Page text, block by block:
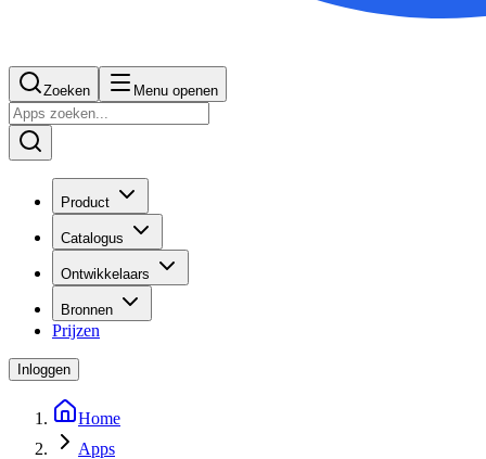
Zoeken Menu openen
Product
Catalogus
Ontwikkelaars
Bronnen
Prijzen
Inloggen
Home
Apps